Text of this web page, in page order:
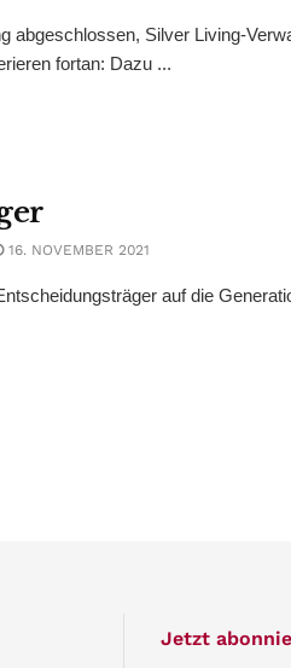
abgeschlossen, Silver Living-
fortan: Dazu ...
16. NOVEMBER 2021
auf die
Jetzt